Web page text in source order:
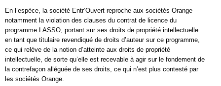
En l’espèce, la société Entr’Ouvert reproche aux sociétés Orange
notamment la violation des clauses du contrat de licence du
programme LASSO, portant sur ses droits de propriété intellectuelle
en tant que titulaire revendiqué de droits d’auteur sur ce programme,
ce qui relève de la notion d’atteinte aux droits de propriété
intellectuelle, de sorte qu’elle est recevable à agir sur le fondement de
la contrefaçon alléguée de ses droits, ce qui n’est plus contesté par
les sociétés Orange.